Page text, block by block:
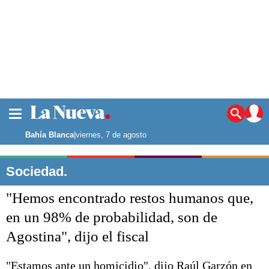
Noticias
La ciudad
Punta Alta
El mundo
Seguridad
Deportes
Escenario Olímpico
Liga del Sur
Bahía Blanca|viernes, 7 de agosto
Sociedad.
"Hemos encontrado restos humanos que,
en un 98% de probabilidad, son de
Agostina", dijo el fiscal
"Estamos ante un homicidio", dijo Raúl Garzón en